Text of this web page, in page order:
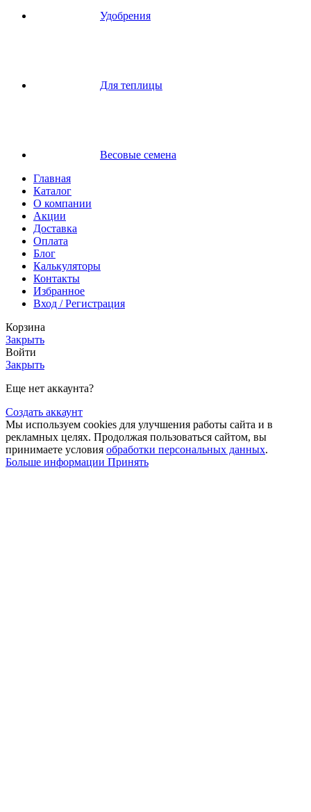
Удобрения
Для теплицы
Весовые семена
Главная
Каталог
О компании
Акции
Доставка
Оплата
Блог
Калькуляторы
Контакты
Избранное
Вход / Регистрация
Корзина
Закрыть
Войти
Закрыть
Еще нет аккаунта?
Создать аккаунт
Мы используем cookies для улучшения работы сайта и в
рекламных целях. Продолжая пользоваться сайтом, вы
принимаете условия обработки персональных данных.
Больше информации Принять